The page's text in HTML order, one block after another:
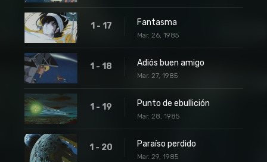
1 - 17 Fantasma
Mar. 26, 1985
1 - 18 Adiós buen amigo
Mar. 27, 1985
1 - 19 Punto de ebullición
Mar. 28, 1985
1 - 20 Paraíso perdido
Mar. 29, 1985